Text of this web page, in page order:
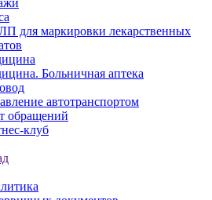
для маркировки лекарственных
Больничная аптека
автотранспортом
обращений
клуб